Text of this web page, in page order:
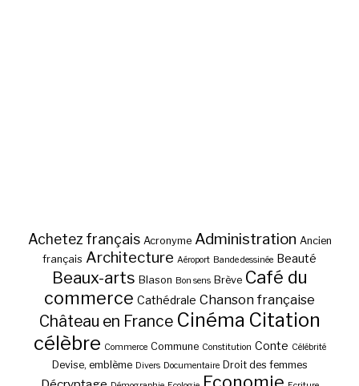
Achetez français Acronyme Administration Ancien
français Architecture Aéroport Bande dessinée Beauté
Beaux-arts Blason Bon sens Brève Café du
commerce Cathédrale Chanson française
Château en France Cinéma Citation
célèbre Commerce Commune Constitution Conte Célébrité
Devise, emblème Divers Documentaire Droit des femmes
Economie